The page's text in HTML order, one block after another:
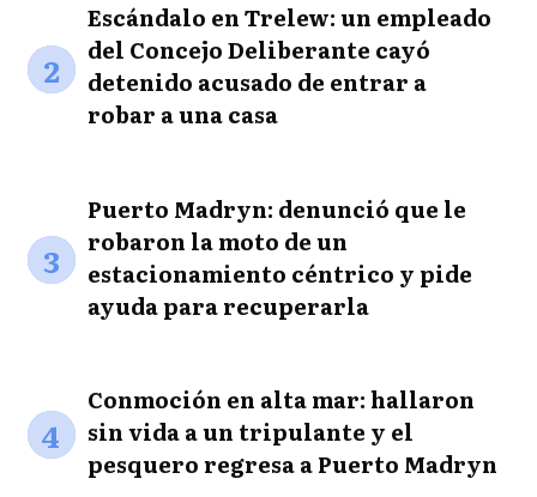
2
Escándalo en Trelew: un empleado
del Concejo Deliberante cayó
detenido acusado de entrar a
robar a una casa
3
Puerto Madryn: denunció que le
robaron la moto de un
estacionamiento céntrico y pide
ayuda para recuperarla
4
Conmoción en alta mar: hallaron
sin vida a un tripulante y el
pesquero regresa a Puerto Madryn